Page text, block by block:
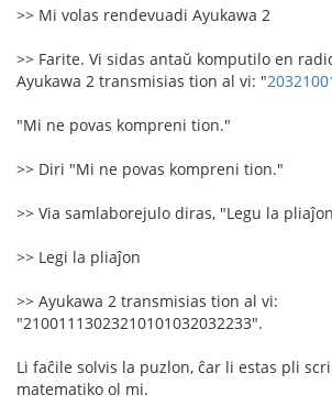
>> Mi volas rendevuadi Ayukawa 2
>> Farite. Vi sidas antaŭ komputilo en
Ayukawa 2 transmisias tion al vi: "
"Mi ne povas kompreni tion."
>> Diri "Mi ne povas kompreni tion."
>> Via samlaborejulo diras, "Legu la
>> Legi la pliaĵon
>> Ayukawa 2 transmisias tion al vi:
"21001113023210101032032233".
Li faĉile solvis la puzlon, ĉar li estas pli
matematiko ol mi.